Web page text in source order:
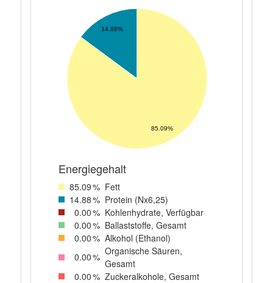
14.88%
85.09%
Energiegehalt
85.09% Fett
14.88% Protein (Nx6,25)
0.00% Kohlenhydrate, Verfügbar
0.00% Ballaststoffe, Gesamt
0.00% Alkohol (Ethanol)
0.00% Organische Säuren,
Gesamt
0.00% Zuckeralkohole, Gesamt